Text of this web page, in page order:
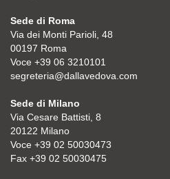
Sede di Roma
Via dei Monti Parioli, 48
00197 Roma
Voce +39 06 3210101
segreteria@dallavedova.com
Sede di Milano
Via Cesare Battisti, 8
20122 Milano
Voce +39 02 50030473
Fax +39 02 50030475